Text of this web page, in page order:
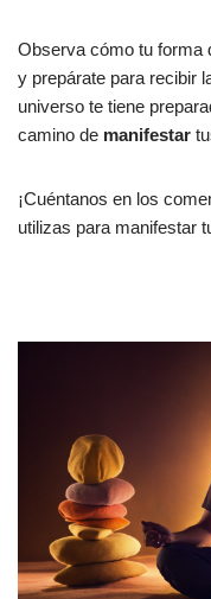
Observa cómo tu forma
y prepárate para recibir
universo te tiene
camino de manifestar
¡Cuéntanos en los
utilizas para manifestar